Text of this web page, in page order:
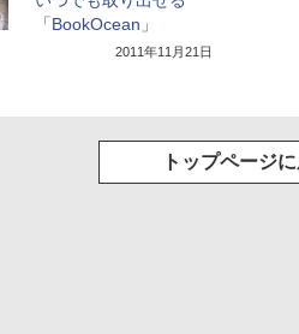
「BookOcean」
2011年11月21日
トップページ